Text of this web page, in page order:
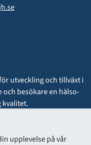
upplevelse på vår
utveckling och tillväxt i
besökare en hälso-
kvalitet.
till och växa i.